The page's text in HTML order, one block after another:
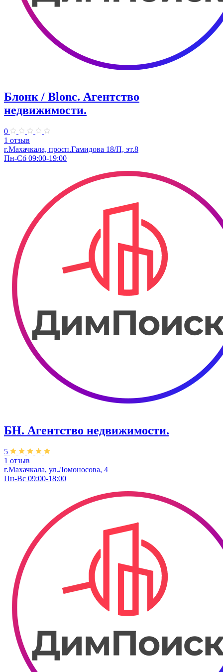
Блонк / Blonc. Агентство
недвижимости.
0
1 отзыв
г.Махачкала, просп.Гамидова 18/П, эт.8
Пн-Сб 09:00-19:00
БН. Агентство недвижимости.
5
1 отзыв
г.Махачкала, ул.Ломоносова, 4
Пн-Вс 09:00-18:00